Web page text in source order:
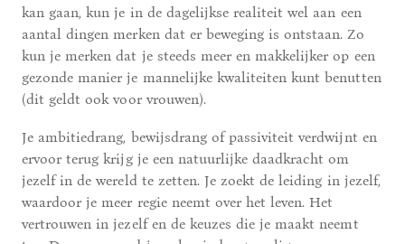
kan gaan, kun je in de dagelijkse realiteit wel aan een
aantal dingen merken dat er beweging is ontstaan. Zo
kun je merken dat je steeds meer en makkelijker op een
gezonde manier je mannelijke kwaliteiten kunt benutten
(dit geldt ook voor vrouwen).
Je ambitiedrang, bewijsdrang of passiviteit verdwijnt en
ervoor terug krijg je een natuurlijke daadkracht om
jezelf in de wereld te zetten. Je zoekt de leiding in jezelf,
waardoor je meer regie neemt over het leven. Het
vertrouwen in jezelf en de keuzes die je maakt neemt